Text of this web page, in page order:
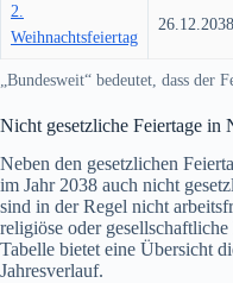
2.
Weihnachtsfeiertag
26.12.2038
„Bundesweit“ bedeutet, dass der
Nicht gesetzliche Feiertage in
Neben den gesetzlichen
im Jahr 2038 auch nicht
sind in der Regel nicht
religiöse oder
Tabelle bietet eine Übersicht
Jahresverlauf.